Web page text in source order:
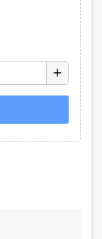
add